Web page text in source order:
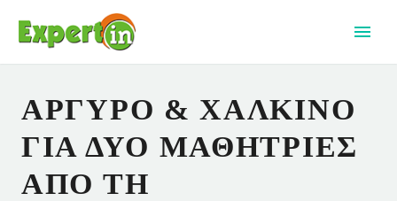
ΑΡΓΥΡΌ & ΧΆΛΚΙΝΟ
ΓΙΑ ΔΎΟ ΜΑΘΉΤΡΙΕΣ
ΑΠΌ ΤΗ